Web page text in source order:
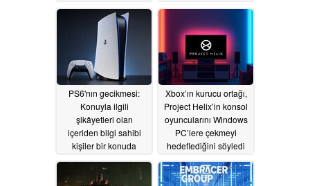
06/28/2026 06/24/2026
PS6'nın gecikmesi:
Konuyla ilgili
şikâyetleri olan
içeriden bilgi sahibi
kişiler bir konuda
06/23/2026
Xbox’ın kurucu ortağı,
Project Helix’in konsol
oyuncularını Windows
PC’lere çekmeyi
hedeflediğini söyledi
06/23/2026